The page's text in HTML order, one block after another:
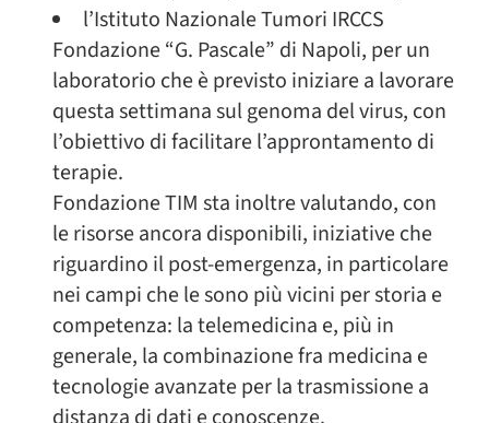
l’Istituto Nazionale Tumori IRCCS
Fondazione “G. Pascale” di Napoli, per un
laboratorio che è previsto iniziare a lavorare
questa settimana sul genoma del virus, con
l’obiettivo di facilitare l’approntamento di
terapie.
Fondazione TIM sta inoltre valutando, con
le risorse ancora disponibili, iniziative che
riguardino il post-emergenza, in particolare
nei campi che le sono più vicini per storia e
competenza: la telemedicina e, più in
generale, la combinazione fra medicina e
tecnologie avanzate per la trasmissione a